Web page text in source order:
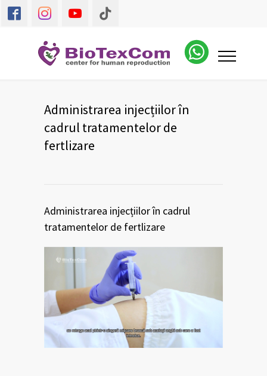
Administrarea injecțiilor în
cadrul tratamentelor de
fertlizare
Administrarea injecțiilor în cadrul
tratamentelor de fertlizare